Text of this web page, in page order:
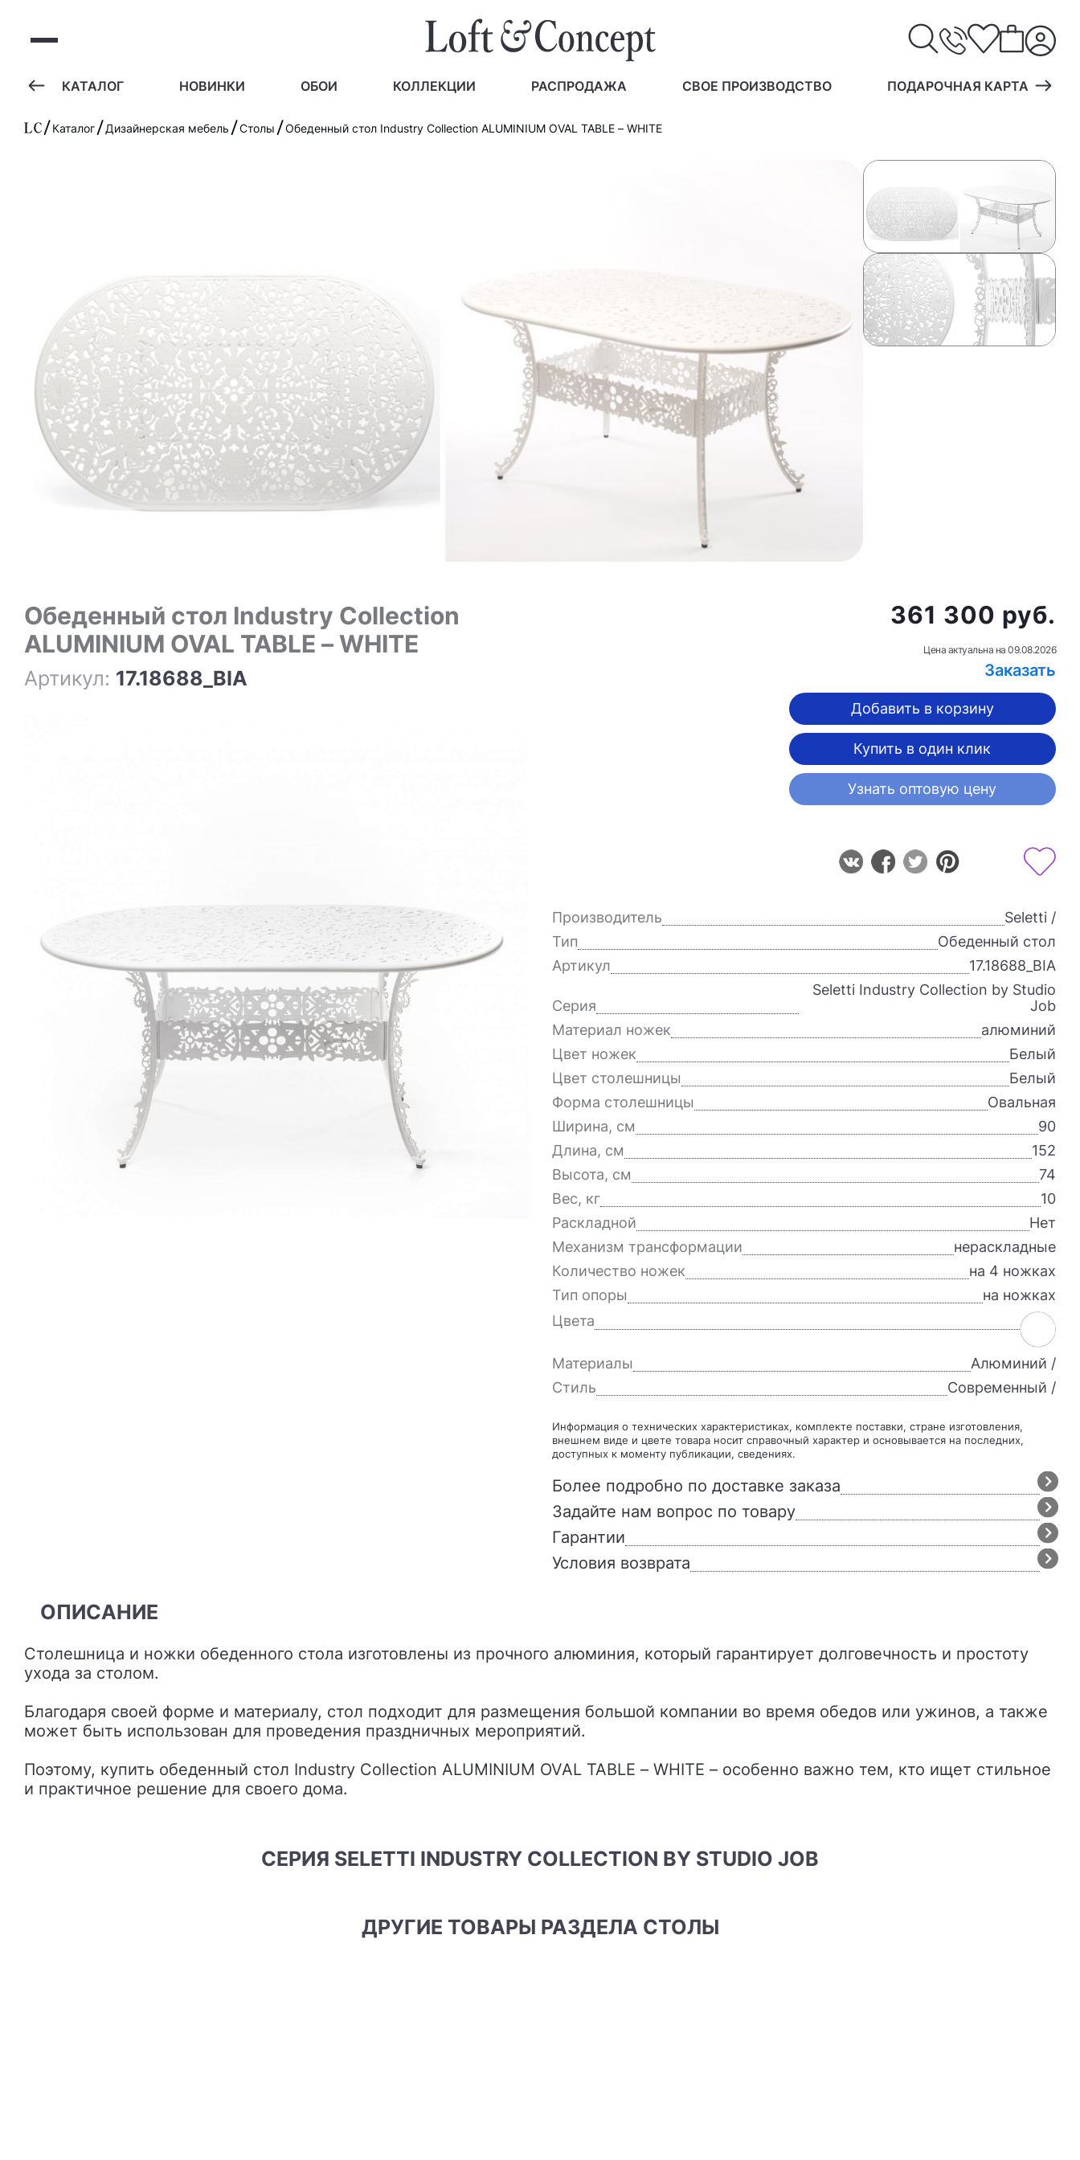
КАТАЛОГ НОВИНКИ ОБОИ КОЛЛЕКЦИИ РАСПРОДАЖА СВОЕ ПРОИЗВОДСТВО ПОДАРОЧНАЯ КАРТА
Каталог Дизайнерская мебель Столы Обеденный стол Industry Collection ALUMINIUM OVAL TABLE – WHITE
Обеденный стол Industry Collection
ALUMINIUM OVAL TABLE – WHITE
Артикул: 17.18688_BIA
361 300 руб.
Цена актуальна на 09.08.2026
Заказать
Добавить в корзину
Купить в один клик
Узнать оптовую цену
Производитель
Seletti /
Тип
Обеденный стол
Артикул
17.18688_BIA
Серия
Seletti Industry Collection by Studio
Job
Материал ножек
алюминий
Цвет ножек
Белый
Цвет столешницы
Белый
Форма столешницы
Овальная
Ширина, см
90
Длина, см
152
Высота, см
74
Вес, кг
10
Раскладной
Нет
Механизм трансформации
нераскладные
Количество ножек
на 4 ножках
Тип опоры
на ножках
Цвета
Материалы
Алюминий /
Стиль
Современный /
Информация о технических характеристиках, комплекте поставки, стране изготовления,
внешнем виде и цвете товара носит справочный характер и основывается на последних,
доступных к моменту публикации, сведениях.
Более подробно по доставке заказа
Задайте нам вопрос по товару
Гарантии
Условия возврата
ОПИСАНИЕ
Столешница и ножки обеденного стола изготовлены из прочного алюминия, который гарантирует долговечность и простоту
ухода за столом.
Благодаря своей форме и материалу, стол подходит для размещения большой компании во время обедов или ужинов, а также
может быть использован для проведения праздничных мероприятий.
Поэтому, купить обеденный стол Industry Collection ALUMINIUM OVAL TABLE – WHITE – особенно важно тем, кто ищет стильное
и практичное решение для своего дома.
СЕРИЯ SELETTI INDUSTRY COLLECTION BY STUDIO JOB
ДРУГИЕ ТОВАРЫ РАЗДЕЛА СТОЛЫ